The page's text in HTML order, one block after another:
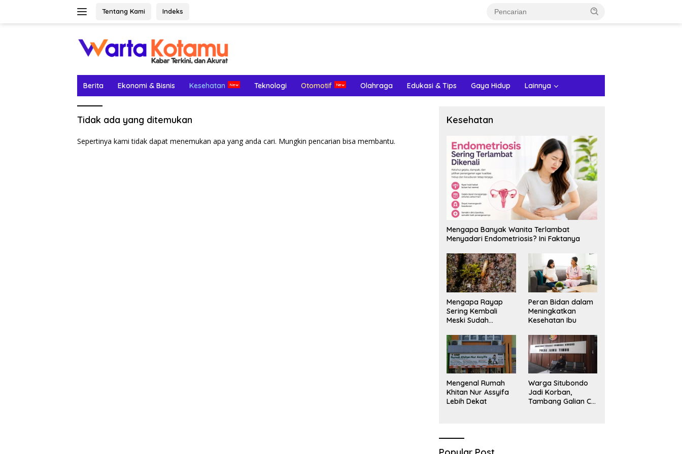
Tentang Kami Indeks
Berita Ekonomi & Bisnis Kesehatan Teknologi Otomotif Olahraga Edukasi & Tips Gaya Hidup Lainnya
Tidak ada yang ditemukan
Sepertinya kami tidak dapat menemukan apa yang anda cari. Mungkin pencarian bisa membantu.
Kesehatan
Mengapa Banyak Wanita Terlambat
Menyadari Endometriosis? Ini Faktanya
Mengapa Rayap
Sering Kembali
Meski Sudah
Peran Bidan dalam
Meningkatkan
Kesehatan Ibu
Mengenal Rumah
Khitan Nur Assyifa
Lebih Dekat
Warga Situbondo
Jadi Korban,
Tambang Galian C